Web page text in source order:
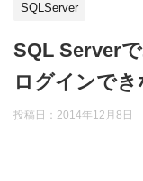
SQLServer
SQL Server
ログインで
投稿日： 2014年12月8日